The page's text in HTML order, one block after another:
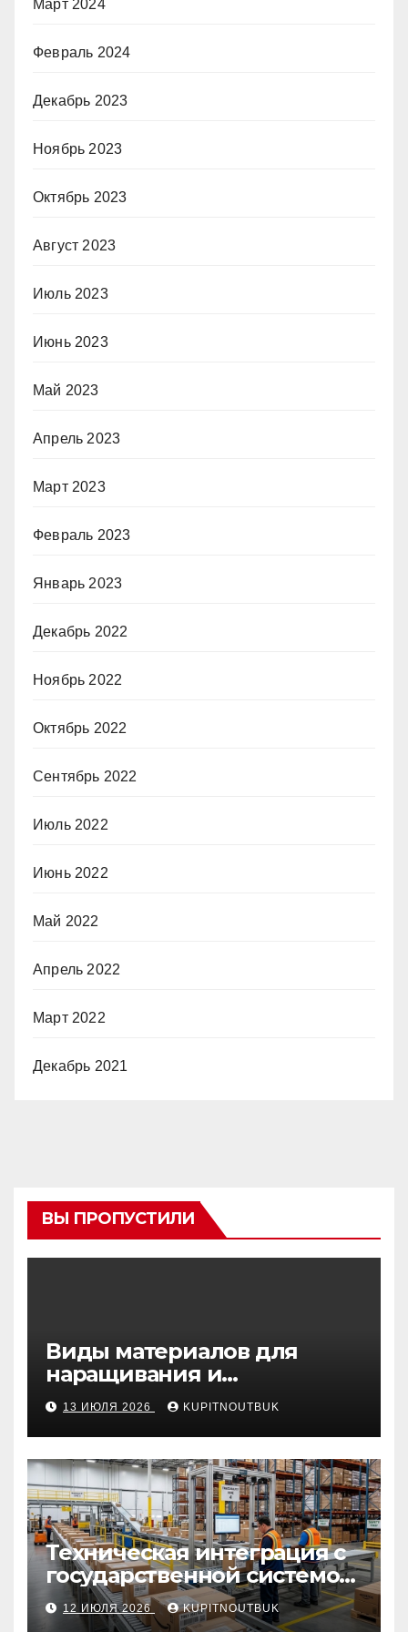
Март 2024
Февраль 2024
Декабрь 2023
Ноябрь 2023
Октябрь 2023
Август 2023
Июль 2023
Июнь 2023
Май 2023
Апрель 2023
Март 2023
Февраль 2023
Январь 2023
Декабрь 2022
Ноябрь 2022
Октябрь 2022
Сентябрь 2022
Июль 2022
Июнь 2022
Май 2022
Апрель 2022
Март 2022
Декабрь 2021
ВЫ ПРОПУСТИЛИ
Виды материалов для
наращивания и
моделирования ногтей
13 ИЮЛЯ 2026 KUPITNOUTBUK
Техническая интеграция с
государственной системой
«Честный знак
12 ИЮЛЯ 2026 KUPITNOUTBUK